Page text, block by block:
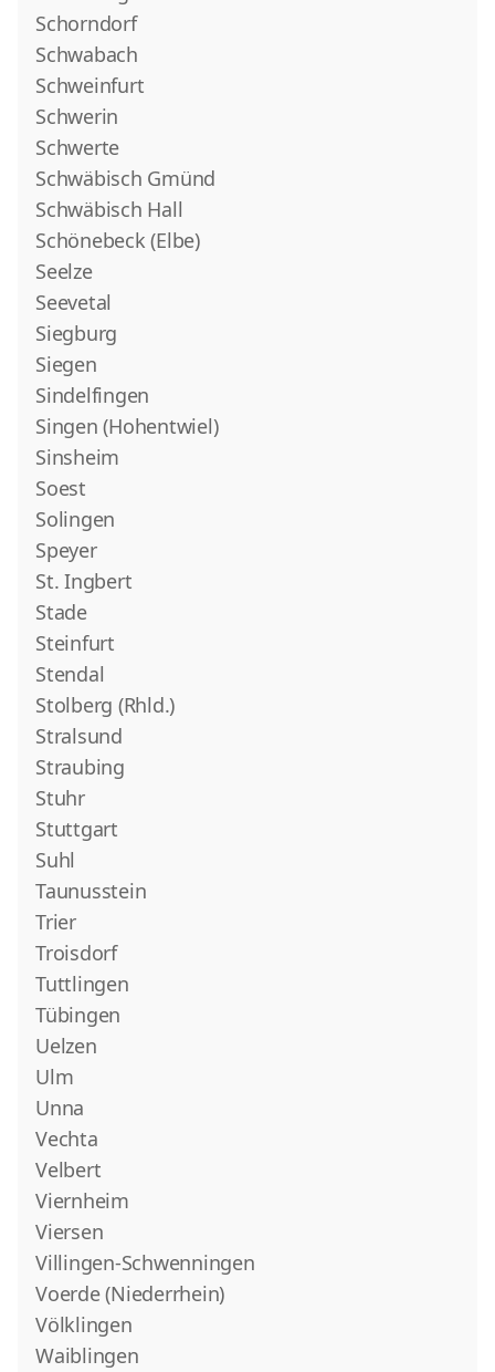
Schorndorf
Schwabach
Schweinfurt
Schwerin
Schwerte
Schwäbisch Gmünd
Schwäbisch Hall
Schönebeck (Elbe)
Seelze
Seevetal
Siegburg
Siegen
Sindelfingen
Singen (Hohentwiel)
Sinsheim
Soest
Solingen
Speyer
St. Ingbert
Stade
Steinfurt
Stendal
Stolberg (Rhld.)
Stralsund
Straubing
Stuhr
Stuttgart
Suhl
Taunusstein
Trier
Troisdorf
Tuttlingen
Tübingen
Uelzen
Ulm
Unna
Vechta
Velbert
Viernheim
Viersen
Villingen-Schwenningen
Voerde (Niederrhein)
Völklingen
Waiblingen